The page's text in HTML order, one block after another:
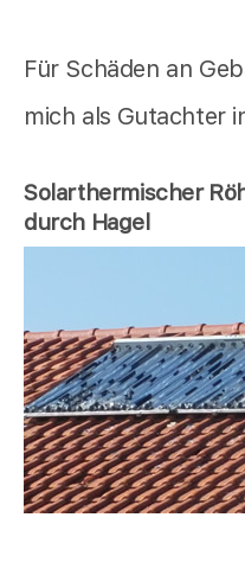
Für Schäden an
mich als Gutachter
Solarthermischer
durch Hagel